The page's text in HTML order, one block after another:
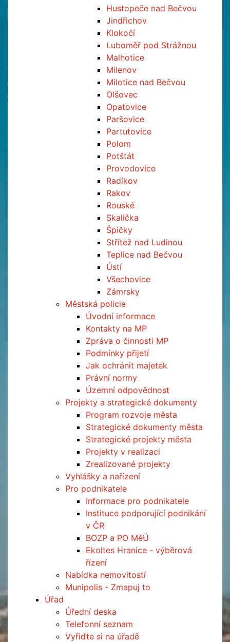
Hustopeče nad Bečvou
Jindřichov
Klokočí
Luboměř pod Strážnou
Malhotice
Milenov
Milotice nad Bečvou
Olšovec
Opatovice
Paršovice
Partutovice
Polom
Potštát
Provodovice
Radíkov
Rakov
Rouské
Skalička
Špičky
Střítež nad Ludinou
Teplice nad Bečvou
Ústí
Všechovice
Zámrsky
Městská policie
Úvodní informace
Kontakty na MP
Zpráva o činnosti MP
Podmínky přijetí
Jak ochránit majetek
Právní normy
Územní odpovědnost
Projekty a strategické dokumenty
Program rozvoje města
Strategické dokumenty města
Strategické projekty města
Projekty v realizaci
Zrealizované projekty
Vyhlášky a nařízení
Pro podnikatele
Informace pro podnikatele
Instituce podporující podnikání
v ČR
BOZP a PO MěÚ
Ekoltes Hranice - výběrová
řízení
Nabídka nemovitostí
Munipolis - Zmapuj to
Úřad
Úřední deska
Telefonní seznam
Vyřiďte si na úřadě